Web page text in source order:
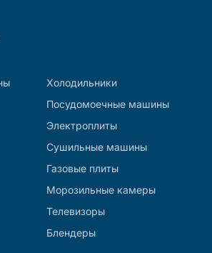
Холодильники
Посудомоечные машины
Электроплиты
Сушильные машины
Газовые плиты
Морозильные камеры
Телевизоры
Блендеры